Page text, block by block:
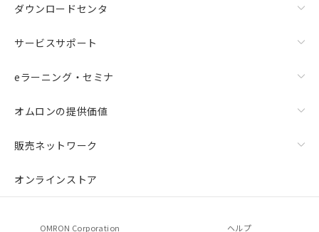
ダウンロードセンタ
サービスサポート
eラーニング・セミナ
オムロンの提供価値
販売ネットワーク
オンラインストア
OMRON Corporation ヘルプ